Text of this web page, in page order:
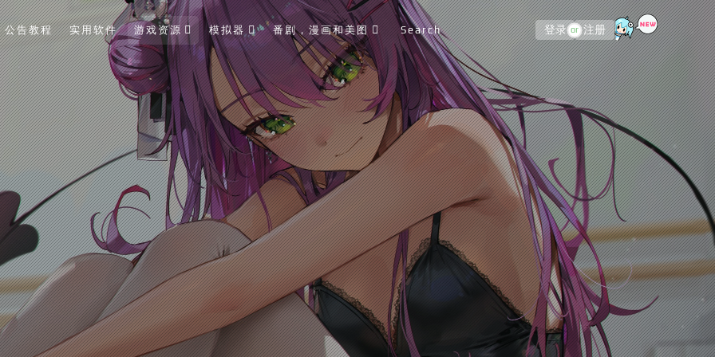
公告教程 实用软件 游戏资源 模拟器 番剧，漫画和美图 Search 登录 or 注册